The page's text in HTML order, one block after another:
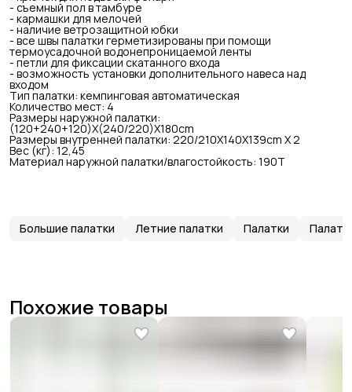
- съемный пол в тамбуре
- кармашки для мелочей
- наличие ветрозащитной юбки
- все швы палатки герметизированы при помощи
термоусадочной водонепроницаемой ленты
- петли для фиксации скатанного входа
- возможность установки дополнительного навеса над
входом
Тип палатки: кемпинговая автоматическая
Количество мест: 4
Размеры наружной палатки:
(120+240+120)X(240/220)X180cm
Размеры внутренней палатки: 220/210X140X139cm X 2
Вес (кг): 12,45
Материал наружной палатки/влагостойкость: 190Т
Большие палатки Летние палатки Палатки
Похожие товары